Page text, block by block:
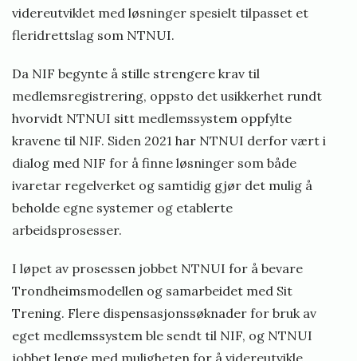
videreutviklet med løsninger spesielt tilpasset et
fleridrettslag som NTNUI.
Da NIF begynte å stille strengere krav til
medlemsregistrering, oppsto det usikkerhet rundt
hvorvidt NTNUI sitt medlemssystem oppfylte
kravene til NIF. Siden 2021 har NTNUI derfor vært i
dialog med NIF for å finne løsninger som både
ivaretar regelverket og samtidig gjør det mulig å
beholde egne systemer og etablerte
arbeidsprosesser.
I løpet av prosessen jobbet NTNUI for å bevare
Trondheimsmodellen og samarbeidet med Sit
Trening. Flere dispensasjonssøknader for bruk av
eget medlemssystem ble sendt til NIF, og NTNUI